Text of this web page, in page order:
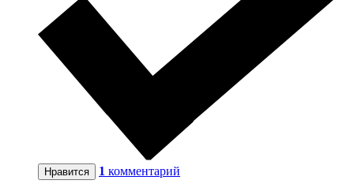
Нравится 1 комментарий